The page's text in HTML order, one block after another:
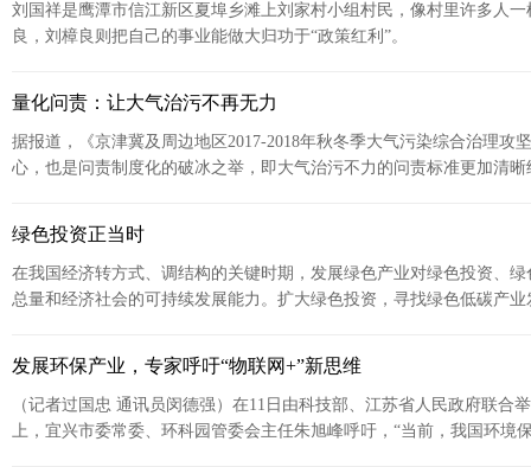
刘国祥是鹰潭市信江新区夏埠乡滩上刘家村小组村民，像村里许多人
良，刘樟良则把自己的事业能做大归功于“政策红利”。
量化问责：让大气治污不再无力
据报道，《京津冀及周边地区2017-2018年秋冬季大气污染综合治理
心，也是问责制度化的破冰之举，即大气治污不力的问责标准更加清
绿色投资正当时
在我国经济转方式、调结构的关键时期，发展绿色产业对绿色投资、
总量和经济社会的可持续发展能力。扩大绿色投资，寻找绿色低碳产
发展环保产业，专家呼吁“物联网+”新思维
（记者过国忠 通讯员闵德强）在11日由科技部、江苏省人民政府联
上，宜兴市委常委、环科园管委会主任朱旭峰呼吁，“当前，我国环境